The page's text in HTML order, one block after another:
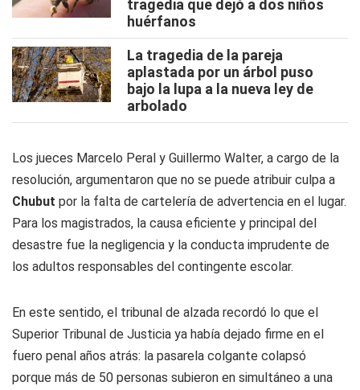
tragedia que dejó a dos niños
huérfanos
La tragedia de la pareja
aplastada por un árbol puso
bajo la lupa a la nueva ley de
arbolado
Los jueces Marcelo Peral y Guillermo Walter, a cargo de la
resolución, argumentaron que no se puede atribuir culpa a
Chubut por la falta de cartelería de advertencia en el lugar.
Para los magistrados, la causa eficiente y principal del
desastre fue la negligencia y la conducta imprudente de
los adultos responsables del contingente escolar.
En este sentido, el tribunal de alzada recordó lo que el
Superior Tribunal de Justicia ya había dejado firme en el
fuero penal años atrás: la pasarela colgante colapsó
porque más de 50 personas subieron en simultáneo a una